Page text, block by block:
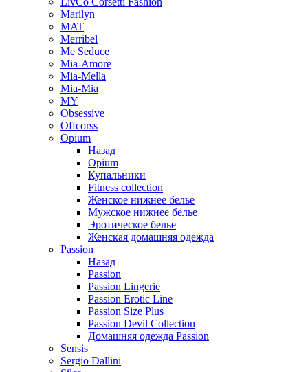
Marilyn
MAT
Merribel
Me Seduce
Mia-Amore
Mia-Mella
Mia-Mia
MY
Obsessive
Offcorss
Opium
Назад
Opium
Купальники
Fitness collection
Женское нижнее белье
Мужское нижнее белье
Эротическое белье
Женская домашняя одежда
Passion
Назад
Passion
Passion Lingerie
Passion Erotic Line
Passion Size Plus
Passion Devil Collection
Домашняя одежда Passion
Sensis
Sergio Dallini